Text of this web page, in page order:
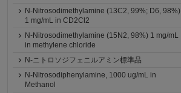
N-Nitrosodimethylamine (13C2, 99%; D6, 98%)
1 mg/mL in CD2Cl2
N-Nitrosodimethylamine (15N2, 98%) 1 mg/mL
in methylene chloride
N-ニトロソジフェニルアミン標準品
N-Nitrosodiphenylamine, 1000 ug/mL in
Methanol